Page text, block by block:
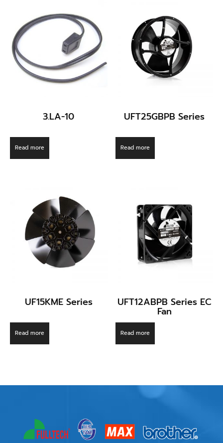
3.LA-10
Read more
UFT25GBPB Series
Read more
UF15KME Series
Read more
UFT12ABPB Series EC
Fan
Read more